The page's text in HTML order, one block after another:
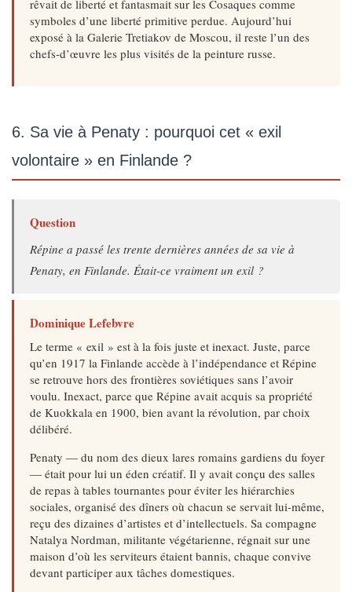
rêvait de liberté et fantasmait sur les Cosaques comme
symboles d’une liberté primitive perdue. Aujourd’hui
exposé à la Galerie Tretiakov de Moscou, il reste l’un des
chefs-d’œuvre les plus visités de la peinture russe.
6. Sa vie à Penaty : pourquoi cet « exil
volontaire » en Finlande ?
Question
Répine a passé les trente dernières années de sa vie à
Penaty, en Finlande. Était-ce vraiment un exil ?
Dominique Lefebvre
Le terme « exil » est à la fois juste et inexact. Juste, parce
qu’en 1917 la Finlande accède à l’indépendance et Répine
se retrouve hors des frontières soviétiques sans l’avoir
voulu. Inexact, parce que Répine avait acquis sa propriété
de Kuokkala en 1900, bien avant la révolution, par choix
délibéré.
Penaty — du nom des dieux lares romains gardiens du foyer
— était pour lui un éden créatif. Il y avait conçu des salles
de repas à tables tournantes pour éviter les hiérarchies
sociales, organisé des dîners où chacun se servait lui-même,
reçu des dizaines d’artistes et d’intellectuels. Sa compagne
Natalya Nordman, militante végétarienne, régnait sur une
maison d’où les serviteurs étaient bannis, chaque convive
devant participer aux tâches domestiques.